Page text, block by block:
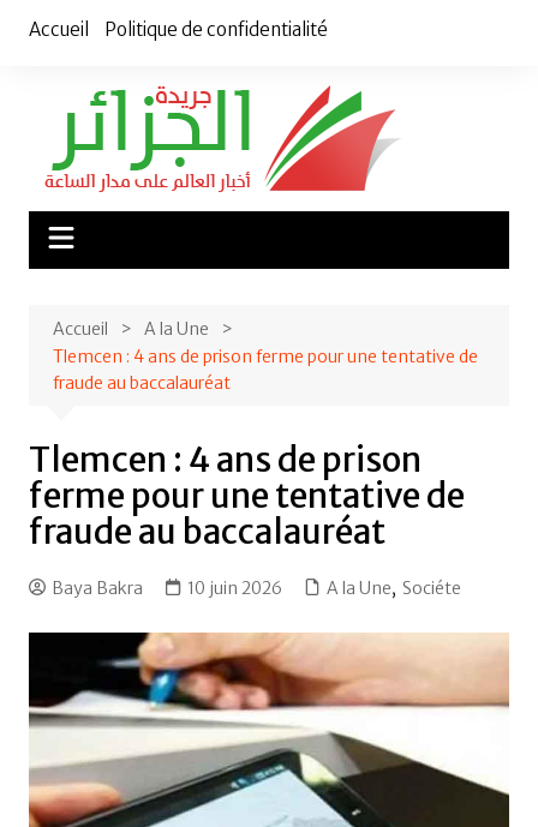
Accueil Politique de confidentialité
Accueil
A la Une
Tlemcen : 4 ans de prison ferme pour une tentative de
fraude au baccalauréat
Tlemcen : 4 ans de prison
ferme pour une tentative de
fraude au baccalauréat
Baya Bakra 10 juin 2026 A la Une, Sociéte